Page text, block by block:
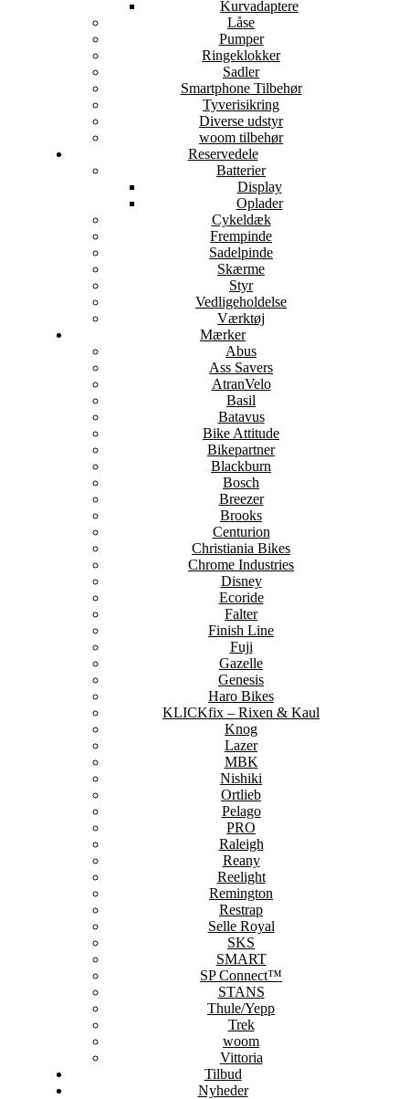
Kurvadaptere
Låse
Pumper
Ringeklokker
Sadler
Smartphone Tilbehør
Tyverisikring
Diverse udstyr
woom tilbehør
Reservedele
Batterier
Display
Oplader
Cykeldæk
Frempinde
Sadelpinde
Skærme
Styr
Vedligeholdelse
Værktøj
Mærker
Abus
Ass Savers
AtranVelo
Basil
Batavus
Bike Attitude
Bikepartner
Blackburn
Bosch
Breezer
Brooks
Centurion
Christiania Bikes
Chrome Industries
Disney
Ecoride
Falter
Finish Line
Fuji
Gazelle
Genesis
Haro Bikes
KLICKfix – Rixen & Kaul
Knog
Lazer
MBK
Nishiki
Ortlieb
Pelago
PRO
Raleigh
Reany
Reelight
Remington
Restrap
Selle Royal
SKS
SMART
SP Connect™
STANS
Thule/Yepp
Trek
woom
Vittoria
Tilbud
Nyheder